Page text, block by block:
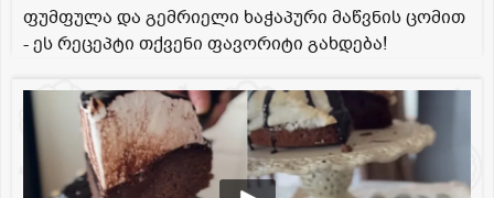
ფუმფულა და გემრიელი ხაჭაპური მაწვნის ცომით
- ეს რეცეპტი თქვენი ფავორიტი გახდება!